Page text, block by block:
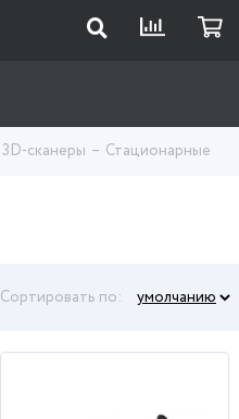
3D-сканеры Стационарные
Сортировать по: